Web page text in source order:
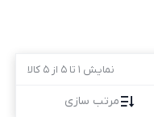
نمایش 1 تا 5 از 5 کالا
مرتب سازی